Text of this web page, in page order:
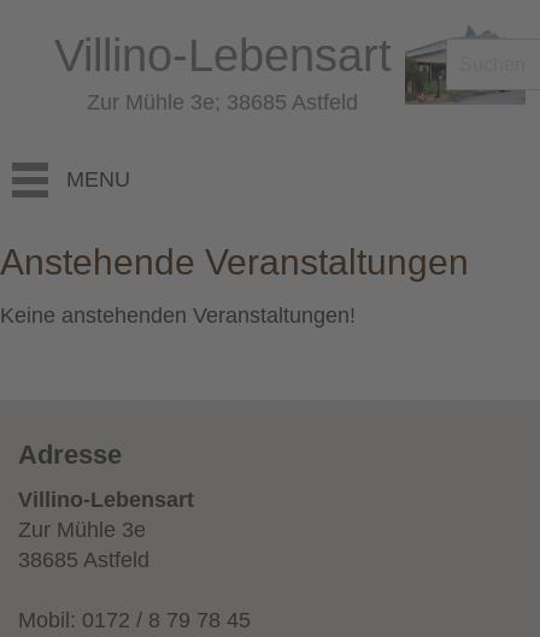
Villino-Lebensart
Zur Mühle 3e; 38685 Astfeld
MENU
Anstehende Veranstaltungen
Keine anstehenden Veranstaltungen!
Adresse
Villino-Lebensart
Zur Mühle 3e
38685 Astfeld
Mobil: 0172 / 8 79 78 45